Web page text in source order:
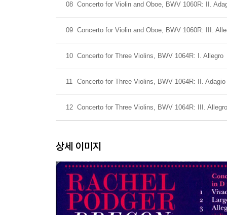
08 Concerto for Violin and Oboe, BWV 1060R: II.
09 Concerto for Violin and Oboe, BWV 1060R: III.
10 Concerto for Three Violins, BWV 1064R: I. Allegro
11 Concerto for Three Violins, BWV 1064R: II. Adagio
12 Concerto for Three Violins, BWV 1064R: III. Allegro
상세 이미지